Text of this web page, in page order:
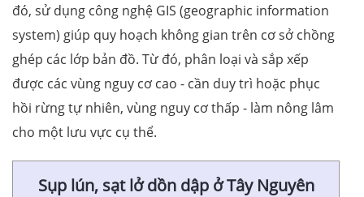
đó, sử dụng công nghệ GIS (geographic information
system) giúp quy hoạch không gian trên cơ sở chồng
ghép các lớp bản đồ. Từ đó, phân loại và sắp xếp
được các vùng nguy cơ cao - cần duy trì hoặc phục
hồi rừng tự nhiên, vùng nguy cơ thấp - làm nông lâm
cho một lưu vực cụ thể.
Sụp lún, sạt lở dồn dập ở Tây Nguyên